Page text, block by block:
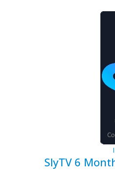
SlyTV 6